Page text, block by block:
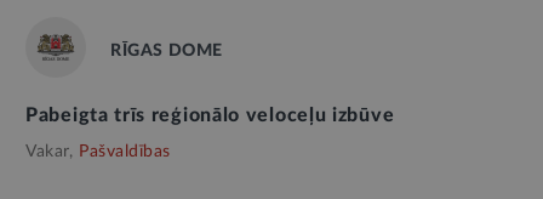
RĪGAS DOME
Pabeigta trīs reģionālo veloceļu izbūve
Vakar, Pašvaldības